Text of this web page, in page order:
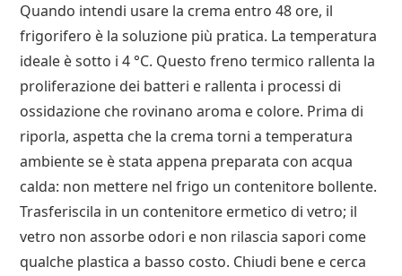
Quando intendi usare la crema entro 48 ore, il
frigorifero è la soluzione più pratica. La temperatura
ideale è sotto i 4 °C. Questo freno termico rallenta la
proliferazione dei batteri e rallenta i processi di
ossidazione che rovinano aroma e colore. Prima di
riporla, aspetta che la crema torni a temperatura
ambiente se è stata appena preparata con acqua
calda: non mettere nel frigo un contenitore bollente.
Trasferiscila in un contenitore ermetico di vetro; il
vetro non assorbe odori e non rilascia sapori come
qualche plastica a basso costo. Chiudi bene e cerca